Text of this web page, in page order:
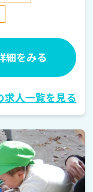
細をみる
人一覧を見る